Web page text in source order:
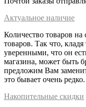
Актуальное наличие
Количество товаров на
товаров. Так что,
уверенными, что он
магазина, может быть
предложим Вам
это бывает очень редко.
Накопительные скидки